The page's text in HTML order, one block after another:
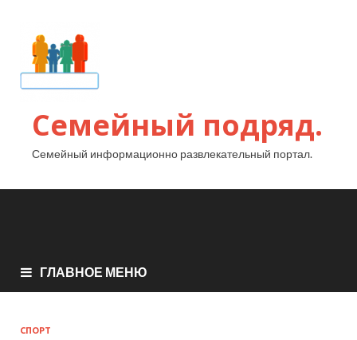
Семейный подряд.
Семейный информационно развлекательный портал.
ГЛАВНОЕ МЕНЮ
СПОРТ